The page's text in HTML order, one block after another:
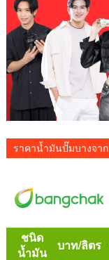
ราคาน้ำมันปั๊มบางจาก